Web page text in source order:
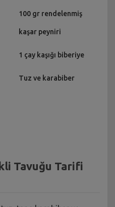
100 gr rendelenmiş
kaşar peyniri
1 çay kaşığı biberiye
Tuz ve karabiber
Tavuğu Tarifi